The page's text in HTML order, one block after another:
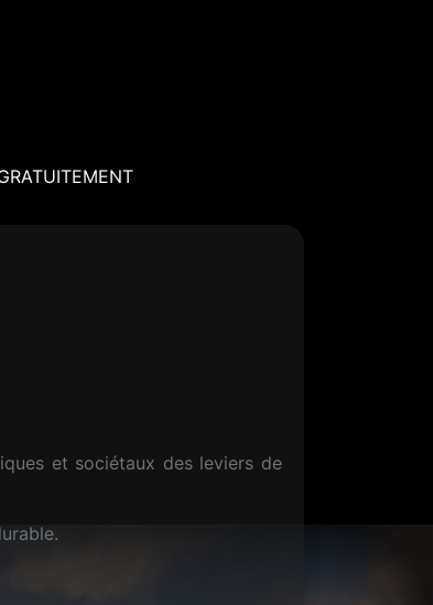
et sociétaux des leviers de